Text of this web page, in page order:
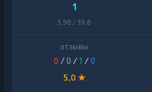
1
3,96 / 39,6
0 / 0 /1 /0
5,0 ★